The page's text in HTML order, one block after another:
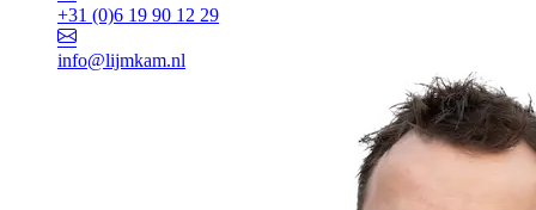
+31 (0)6 19 90 12 29
info@lijmkam.nl